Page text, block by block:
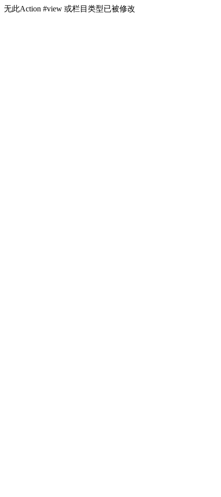
无此Action #view 或栏目类型已被修改